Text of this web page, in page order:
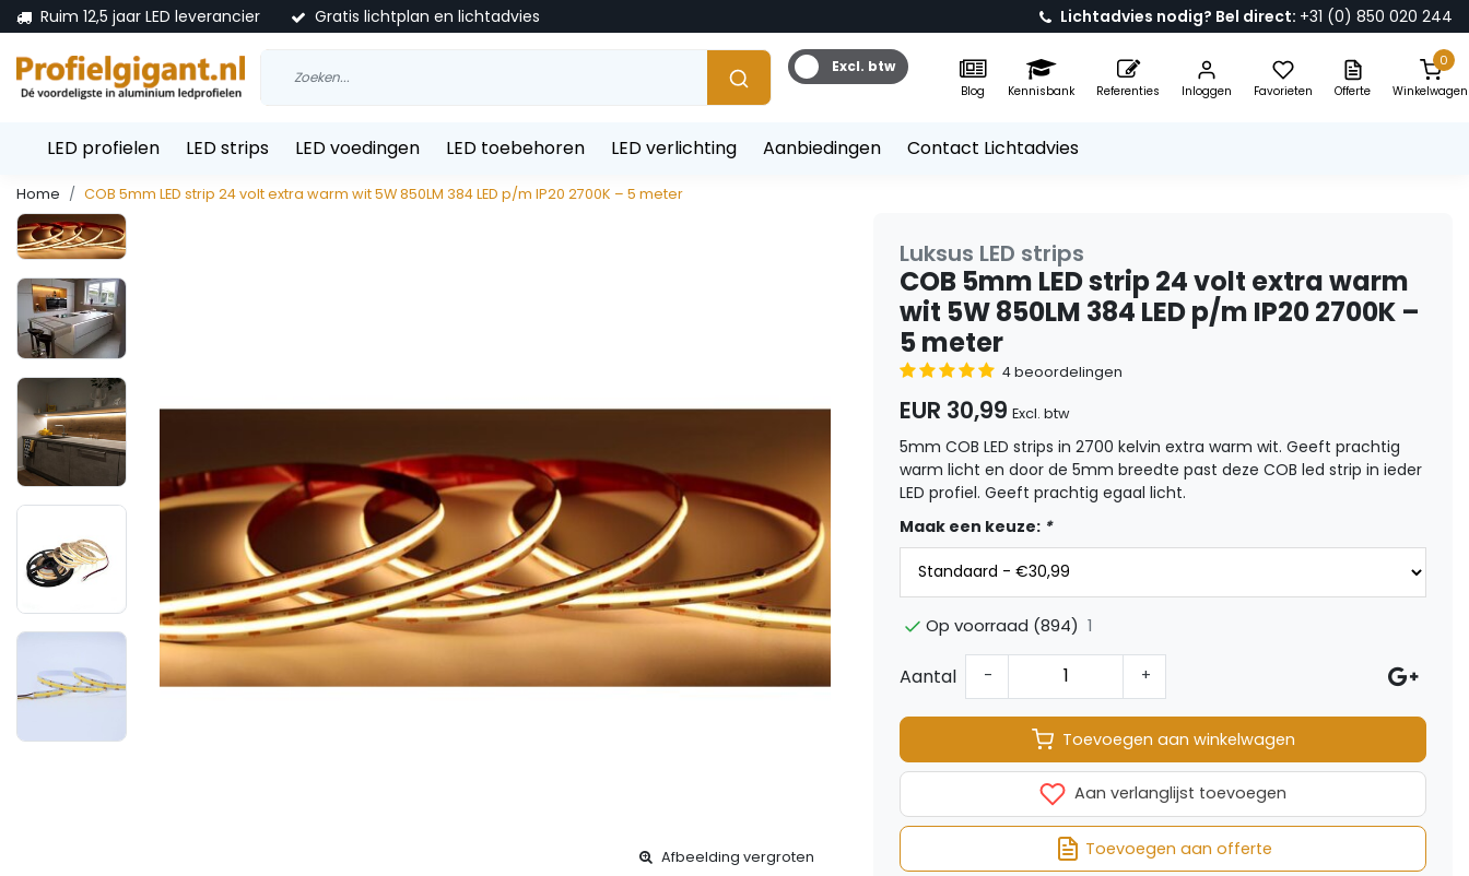
Ruim 12,5 jaar LED leverancier Gratis lichtplan en lichtadvies Lichtadvies nodig? Bel direct: +31 (0) 850 020 244
Excl. btw
Blog Kennisbank Referenties Inloggen Favorieten Offerte
0
Winkelwagen
LED profielen LED strips LED voedingen LED toebehoren LED verlichting Aanbiedingen Contact Lichtadvies
Home COB 5mm LED strip 24 volt extra warm wit 5W 850LM 384 LED p/m IP20 2700K – 5 meter
Afbeelding vergroten
Luksus LED strips
COB 5mm LED strip 24 volt extra warm
wit 5W 850LM 384 LED p/m IP20 2700K –
5 meter
4 beoordelingen
EUR 30,99 Excl. btw
5mm COB LED strips in 2700 kelvin extra warm wit. Geeft prachtig
warm licht en door de 5mm breedte past deze COB led strip in ieder
LED profiel. Geeft prachtig egaal licht.
Maak een keuze: *
Op voorraad (894) 1
Aantal - +
Toevoegen aan winkelwagen
Aan verlanglijst toevoegen
Toevoegen aan offerte